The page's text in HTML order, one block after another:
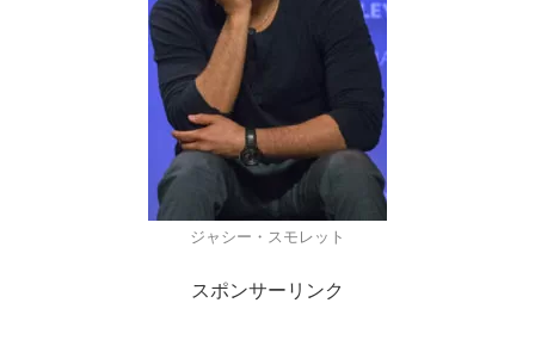
ジャシー・スモレット
スポンサーリンク